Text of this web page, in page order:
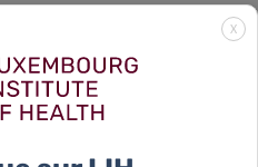
études qui montrent que
au travail et que les
considérables. Ils
consacrent plus de
X